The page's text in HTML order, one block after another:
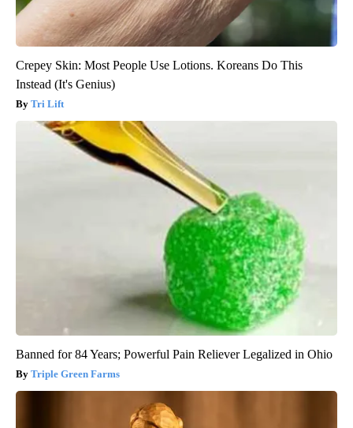
Crepey Skin: Most People Use Lotions. Koreans Do This
Instead (It's Genius)
Tri Lift
Banned for 84 Years; Powerful Pain Reliever Legalized in Ohio
Triple Green Farms